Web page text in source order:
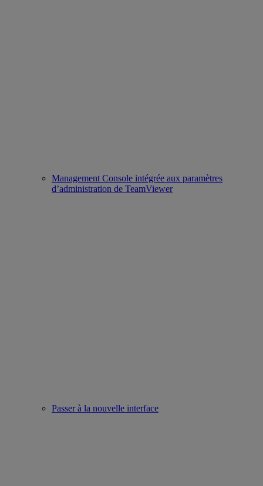
Management Console intégrée aux paramètres
d’administration de TeamViewer
Passer à la nouvelle interface